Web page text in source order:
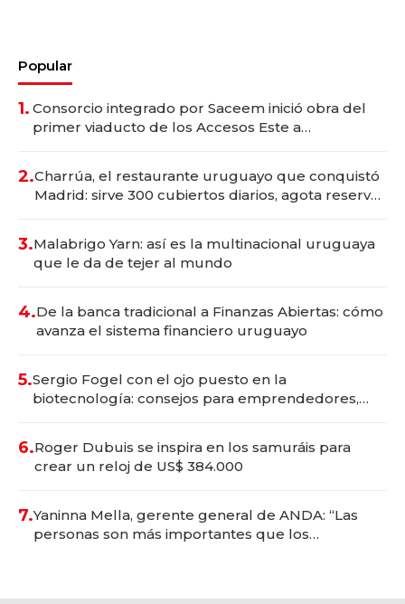
Popular
1. Consorcio integrado por Saceem inició obra del
primer viaducto de los Accesos Este a
2.Charrúa, el restaurante uruguayo que conquistó
Madrid: sirve 300 cubiertos diarios, agota reservas
3.Malabrigo Yarn: así es la multinacional uruguaya
que le da de tejer al mundo
4.De la banca tradicional a Finanzas Abiertas: cómo
avanza el sistema financiero uruguayo
5.Sergio Fogel con el ojo puesto en la
biotecnología: consejos para emprendedores,
6.Roger Dubuis se inspira en los samuráis para
crear un reloj de US$ 384.000
7.Yaninna Mella, gerente general de ANDA: “Las
personas son más importantes que los